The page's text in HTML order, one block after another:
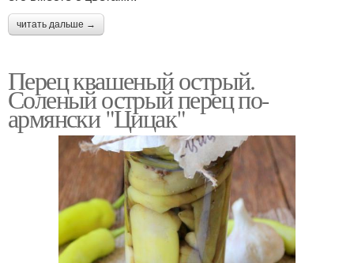
читать дальше →
Перец квашеный острый.
Соленый острый перец по-
армянски "Цицак"